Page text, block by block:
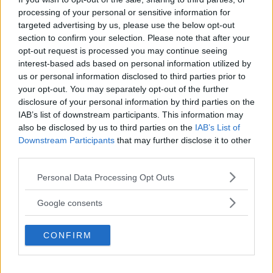
processing of your personal or sensitive information for
targeted advertising by us, please use the below opt-out
section to confirm your selection. Please note that after your
opt-out request is processed you may continue seeing
interest-based ads based on personal information utilized by
us or personal information disclosed to third parties prior to
your opt-out. You may separately opt-out of the further
disclosure of your personal information by third parties on the
IAB’s list of downstream participants. This information may
also be disclosed by us to third parties on the IAB’s List of
Downstream Participants that may further disclose it to other
Please note that this website/app uses one or more Google
not limited to your visit or usage behaviour. You may click to
use your data for below specified purposes in below Google
consent section.
Personal Data Processing Opt Outs
Google consents
CONFIRM
Kemalha detto:
19 Agosto 2021 alle 17:35
nella seconda bastava aggiungere un
3 e procedere con l’integrale
immediato [f(x)]^n * f'(x)
Rispondi
Anonimoha detto:
8 Giugno 2016 alle 11:57